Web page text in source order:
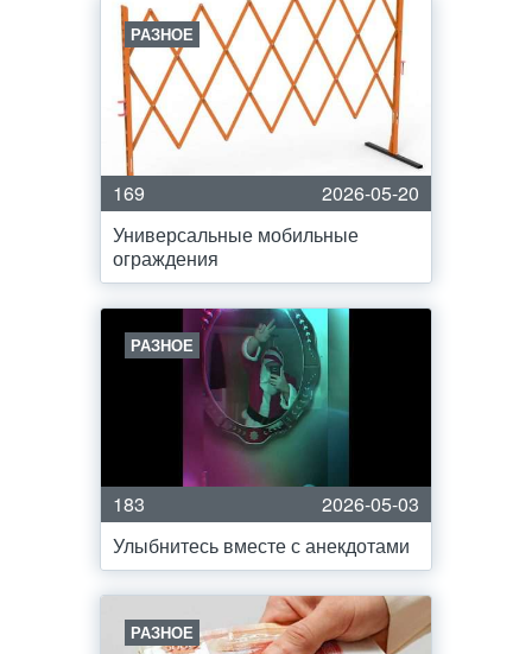
РАЗНОЕ
169
2026-05-20
Универсальные мобильные
ограждения
РАЗНОЕ
183
2026-05-03
Улыбнитесь вместе с анекдотами
РАЗНОЕ